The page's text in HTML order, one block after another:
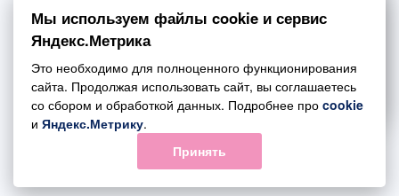
+7 (495) 970-44-75
Почта:
mail@esta-fiesta.ru
Режим работы интернет-магазина:
ПН-ВС с 09:00 до 21:00
Telegram
Обратный звонок
Мы используем файлы cookie и сервис
Яндекс.Метрика
Это необходимо для полноценного функционирования
сайта. Продолжая использовать сайт, вы соглашаетесь
со сбором и обработкой данных. Подробнее про cookie
и Яндекс.Метрику.
Принять